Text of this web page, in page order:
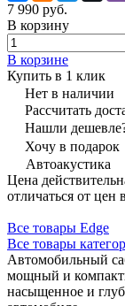
7 990 руб.
В корзину
В корзине
Купить в 1 клик
Нет в наличии
Рассчитать
Нашли
Хочу в подарок
Автоакустика
Цена
отличаться от цен
Все товары Edge
Все товары
Автомобильный
мощный и
насыщенное и